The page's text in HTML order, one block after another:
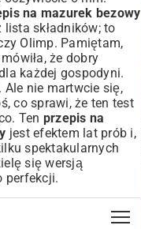
na mazurek bezowy
składników; to
Olimp. Pamiętam,
że dobry
każdej gospodyni.
Ale nie martwcie się,
co sprawi, że ten test
Ten przepis na
jest efektem lat prób i,
spektakularnych
się wersją
perfekcji.